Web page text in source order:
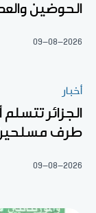
الحوضين
09-08-2026
أخبار
الجزائر
طرف
09-08-2026